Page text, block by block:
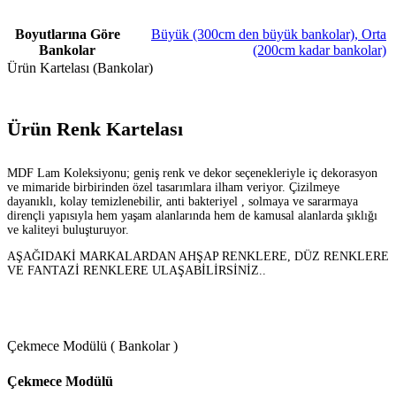
Boyutlarına Göre
Bankolar
Büyük (300cm den büyük bankolar), Orta
(200cm kadar bankolar)
Ürün Kartelası (Bankolar)
Ürün Renk Kartelası
MDF Lam Koleksiyonu; geniş renk ve dekor seçenekleriyle iç dekorasyon
ve mimaride birbirinden özel tasarımlara ilham veriyor. Çizilmeye
dayanıklı, kolay temizlenebilir, anti bakteriyel , solmaya ve sararmaya
dirençli yapısıyla hem yaşam alanlarında hem de kamusal alanlarda şıklığı
ve kaliteyi buluşturuyor.
AŞAĞIDAKİ MARKALARDAN AHŞAP RENKLERE, DÜZ RENKLERE
VE FANTAZİ RENKLERE ULAŞABİLİRSİNİZ..
Çekmece Modülü ( Bankolar )
Çekmece Modülü